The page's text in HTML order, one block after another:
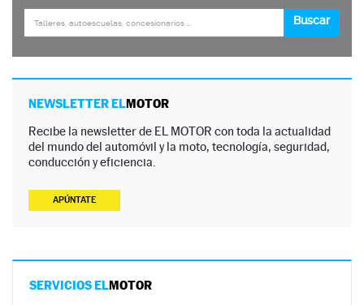
NEWSLETTER ELMOTOR
Recibe la newsletter de EL MOTOR con toda la actualidad
del mundo del automóvil y la moto, tecnología, seguridad,
conducción y eficiencia.
APÚNTATE
SERVICIOS ELMOTOR